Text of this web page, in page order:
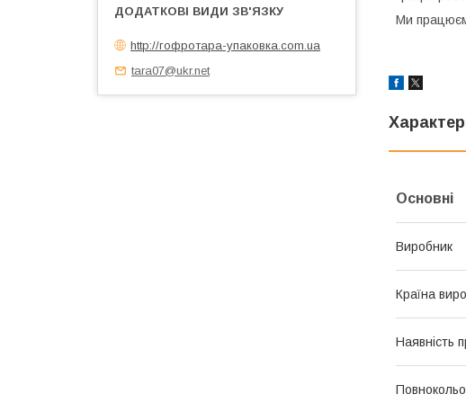
Ми
Основні
Виробник
Країна
Наявність
http://гофротара-упаковка.com.ua
tara07@ukr.net